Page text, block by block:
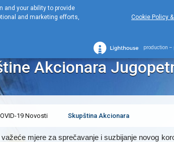
Obavještenje o Odlaganju
o Odlaganju
Akcionara
19 Novosti Skupština Akcionara
važeće mjere za sprečavanje i suzbijanje novog
your ability to provide
and marketing efforts,
Cookie Policy
production –